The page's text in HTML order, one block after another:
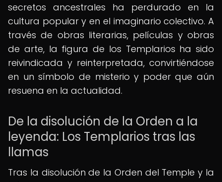
secretos ancestrales ha perdurado en la
cultura popular y en el imaginario colectivo. A
través de obras literarias, películas y obras
de arte, la figura de los Templarios ha sido
reivindicada y reinterpretada, convirtiéndose
en un símbolo de misterio y poder que aún
resuena en la actualidad.
De la disolución de la Orden a la
leyenda: Los Templarios tras las
llamas
Tras la disolución de la Orden del Temple y la